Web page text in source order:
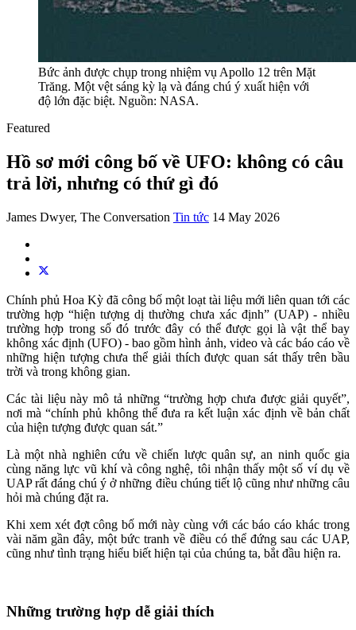
Bức ảnh được chụp trong nhiệm vụ Apollo 12 trên Mặt
Trăng. Một vệt sáng kỳ lạ và đáng chú ý xuất hiện với
độ lớn đặc biệt. Nguồn: NASA.
Featured
Hồ sơ mới công bố về UFO: không có câu
trả lời, nhưng có thứ gì đó
James Dwyer, The Conversation Tin tức 14 May 2026
Chính phủ Hoa Kỳ đã công bố một loạt tài liệu mới liên quan tới các
trường hợp “hiện tượng dị thường chưa xác định” (UAP) - nhiều
trường hợp trong số đó trước đây có thể được gọi là vật thể bay
không xác định (UFO) - bao gồm hình ảnh, video và các báo cáo về
những hiện tượng chưa thể giải thích được quan sát thấy trên bầu
trời và trong không gian.
Các tài liệu này mô tả những “trường hợp chưa được giải quyết”,
nơi mà “chính phủ không thể đưa ra kết luận xác định về bản chất
của hiện tượng được quan sát.”
Là một nhà nghiên cứu về chiến lược quân sự, an ninh quốc gia
cùng năng lực vũ khí và công nghệ, tôi nhận thấy một số ví dụ về
UAP rất đáng chú ý ở những điều chúng tiết lộ cũng như những câu
hỏi mà chúng đặt ra.
Khi xem xét đợt công bố mới này cùng với các báo cáo khác trong
vài năm gần đây, một bức tranh về điều có thể đứng sau các UAP,
cũng như tình trạng hiểu biết hiện tại của chúng ta, bắt đầu hiện ra.
Những trường hợp dễ giải thích